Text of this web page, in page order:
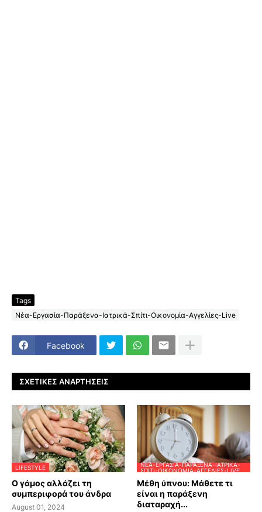
Tags
Νέα-Εργασία-Παράξενα-Ιατρικά-Σπίτι-Οικονομία-Αγγελίες-Live
Facebook
ΣΧΕΤΙΚΈΣ ΑΝΑΡΤΉΣΕΙΣ
LIFESTYLE
Ο γάμος αλλάζει τη
συμπεριφορά του άνδρα
August 01, 2024
ΝΈΑ-ΕΡΓΑΣΊΑ-ΠΑΡΆΞΕΝΑ-ΙΑΤΡΙΚΆ-
ΣΠΊΤΙ-ΟΙΚΟΝΟΜΊΑ-ΑΓΓΕΛΊΕΣ-LIVE
Μέθη ύπνου: Μάθετε τι
είναι η παράξενη
διαταραχή...